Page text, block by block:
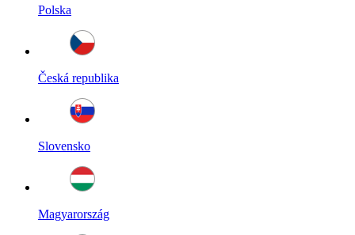
Polska
Česká republika
Slovensko
Magyarország